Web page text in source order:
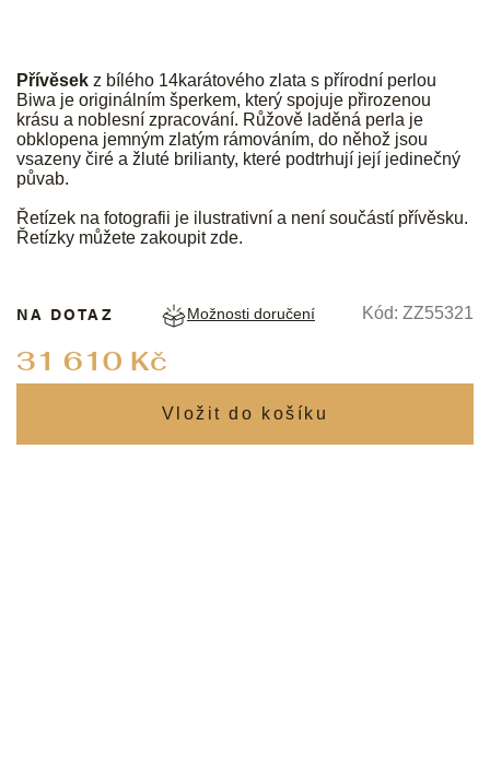
Přívěsek z bílého 14karátového zlata s přírodní perlou
Biwa je originálním šperkem, který spojuje přirozenou
krásu a noblesní zpracování. Růžově laděná perla je
obklopena jemným zlatým rámováním, do něhož jsou
vsazeny čiré a žluté brilianty, které podtrhují její jedinečný
půvab.
Řetízek na fotografii je ilustrativní a není součástí přívěsku.
Řetízky můžete zakoupitzde.
31 610 Kč
NA DOTAZ Možnosti doručení Kód: ZZ55321